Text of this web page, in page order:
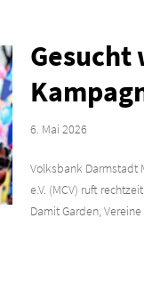
Gesucht
6. Mai 2026
Volksbank Darmstadt
e.V. (MCV) ruft
Damit Garden,